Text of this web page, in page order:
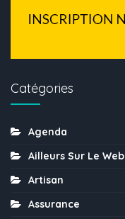
Catégories
Agenda
Ailleurs Sur Le Web
Artisan
Assurance